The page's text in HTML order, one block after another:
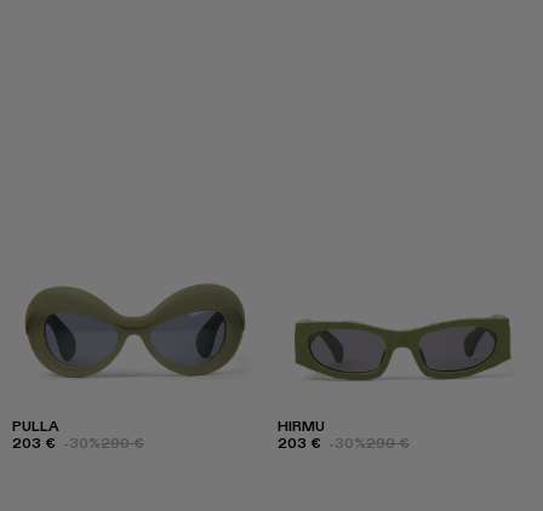
PULLA
203 € -30%290 €
HIRMU
203 € -30%290 €